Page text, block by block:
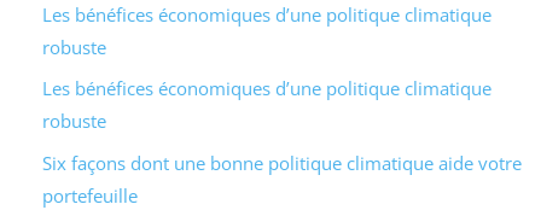
Les bénéfices économiques d’une politique climatique
robuste
Les bénéfices économiques d’une politique climatique
robuste
Six façons dont une bonne politique climatique aide votre
portefeuille